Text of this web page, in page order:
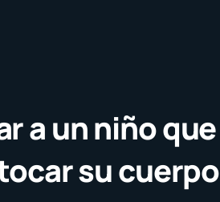
a un niño que
su cuerpo